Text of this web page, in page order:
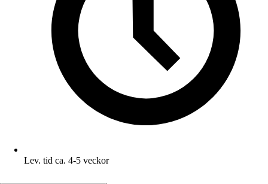
Lev. tid ca. 4-5 veckor